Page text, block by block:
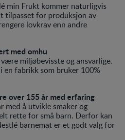
min Frukt kommer naturligvis
tilpasset for produksjon av
lovkrav enn andre
med omhu
miljøbevisste og ansvarlige.
en fabrikk som bruker 100%
over 155 år med erfaring
med å utvikle smaker og
rette for små barn. Derfor kan
barnemat er et godt valg for